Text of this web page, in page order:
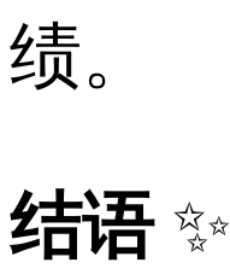
绩。
结语✨